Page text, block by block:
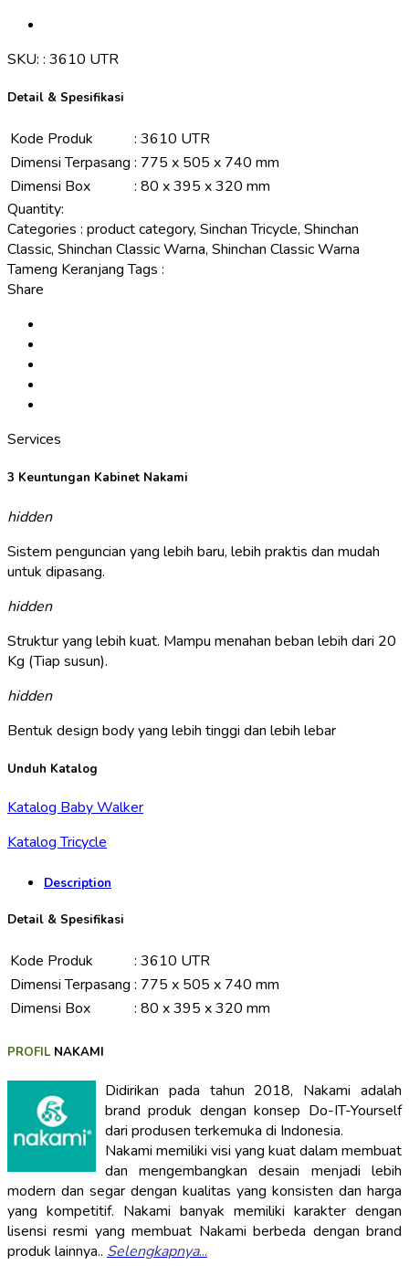
SKU: : 3610 UTR
Detail & Spesifikasi
Kode Produk : 3610 UTR
Dimensi Terpasang : 775 x 505 x 740 mm
Dimensi Box
: 80 x 395 x 320 mm
Quantity:
Categories : product category, Sinchan Tricycle, Shinchan
Classic, Shinchan Classic Warna, Shinchan Classic Warna
Tameng KeranjangTags :
Share
Services
3 Keuntungan Kabinet Nakami
hidden
Sistem penguncian yang lebih baru, lebih praktis dan mudah
untuk dipasang.
hidden
Struktur yang lebih kuat. Mampu menahan beban lebih dari 20
Kg (Tiap susun).
hidden
Bentuk design body yang lebih tinggi dan lebih lebar
Unduh Katalog
Katalog Baby Walker
Katalog Tricycle
Description
Detail & Spesifikasi
Kode Produk : 3610 UTR
Dimensi Terpasang : 775 x 505 x 740 mm
Dimensi Box
: 80 x 395 x 320 mm
PROFILNAKAMI
Didirikan pada tahun 2018, Nakami adalah
brand produk dengan konsep Do-IT-Yourself
dari produsen terkemuka di Indonesia.
Nakami memiliki visi yang kuat dalam membuat
dan mengembangkan desain menjadi lebih
modern dan segar dengan kualitas yang konsisten dan harga
yang kompetitif. Nakami banyak memiliki karakter dengan
lisensi resmi yang membuat Nakami berbeda dengan brand
produk lainnya.. Selengkapnya...